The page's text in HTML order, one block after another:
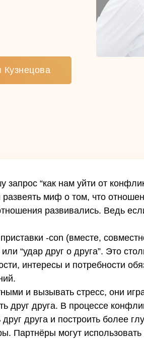
Кузнецова
“как нам уйти от
миф о том, что
развивались. Ведь
-con (вместе,
“удар друг о друга”. Это
интересы и потребности
и вызывать стресс, они
друга. В процессе
друга и построить более
Партнёры могут